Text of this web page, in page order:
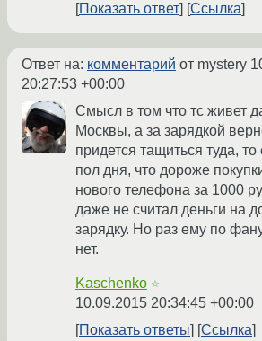
Показать ответ
Ссылка
Ответ на: комментарий от mystery
20:27:53 +00:00
Смысл в том что тс живет
Москвы, а за зарядкой
придется тащиться туда, то
пол дня, что дороже
нового телефона за 1000
даже не считал деньги на
зарядку. Но раз ему по
нет.
Kaschenko ☆
10.09.2015 20:34:45 +00:00
Показать ответы
Ссылка